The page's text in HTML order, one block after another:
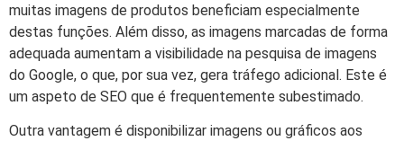
muitas imagens de produtos beneficiam especialmente
destas funções. Além disso, as imagens marcadas de forma
adequada aumentam a visibilidade na pesquisa de imagens
do Google, o que, por sua vez, gera tráfego adicional. Este é
um aspeto de SEO que é frequentemente subestimado.
Outra vantagem é disponibilizar imagens ou gráficos aos